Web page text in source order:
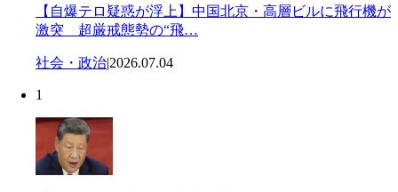
【自爆テロ疑惑が浮上】中国北京・高層ビルに飛行機が
激突 超厳戒態勢の“飛…
社会・政治|2026.07.04
1